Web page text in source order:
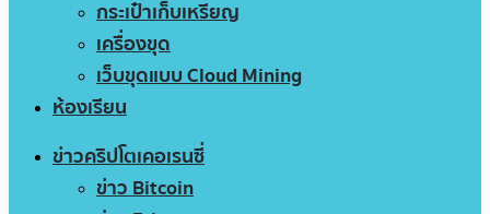
กระเป๋าเก็บเหรียญ
เครื่องขุด
เว็บขุดแบบ Cloud Mining
ห้องเรียน
ข่าวคริปโตเคอเรนซี่
ข่าว Bitcoin